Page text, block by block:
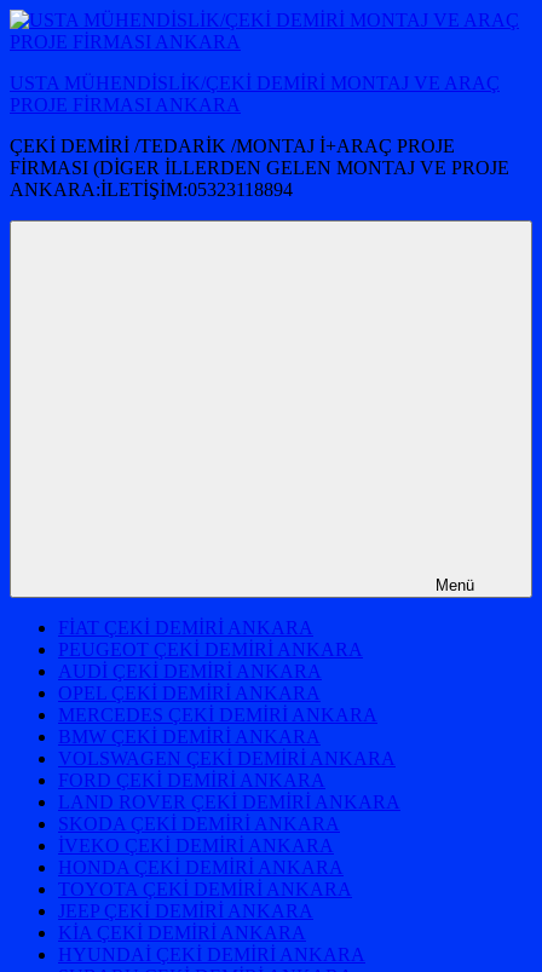
İçeriğe
atla
USTA MÜHENDİSLİK/ÇEKİ DEMİRİ MONTAJ VE ARAÇ
PROJE FİRMASI ANKARA
ÇEKİ DEMİRİ /TEDARİK /MONTAJ İ+ARAÇ PROJE
FİRMASI (DİGER İLLERDEN GELEN MONTAJ VE PROJE
ANKARA:İLETİŞİM:05323118894
Menü
FİAT ÇEKİ DEMİRİ ANKARA
PEUGEOT ÇEKİ DEMİRİ ANKARA
AUDİ ÇEKİ DEMİRİ ANKARA
OPEL ÇEKİ DEMİRİ ANKARA
MERCEDES ÇEKİ DEMİRİ ANKARA
BMW ÇEKİ DEMİRİ ANKARA
VOLSWAGEN ÇEKİ DEMİRİ ANKARA
FORD ÇEKİ DEMİRİ ANKARA
LAND ROVER ÇEKİ DEMİRİ ANKARA
SKODA ÇEKİ DEMİRİ ANKARA
İVEKO ÇEKİ DEMİRİ ANKARA
HONDA ÇEKİ DEMİRİ ANKARA
TOYOTA ÇEKİ DEMİRİ ANKARA
JEEP ÇEKİ DEMİRİ ANKARA
KİA ÇEKİ DEMİRİ ANKARA
HYUNDAİ ÇEKİ DEMİRİ ANKARA